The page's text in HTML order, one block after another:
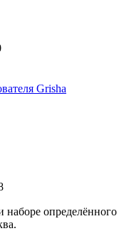
Grisha
наборе определённого